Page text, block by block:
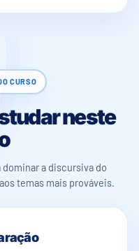
CURSO
neste
dominar a discursiva do
temas mais prováveis.